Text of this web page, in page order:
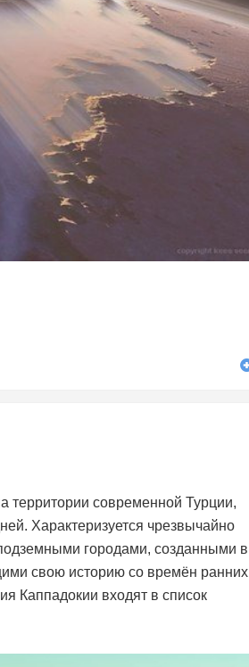
территории современной Турции,
Характеризуется чрезвычайно
городами, созданными в I
свою историю со времён ранних
Каппадокии входят в список